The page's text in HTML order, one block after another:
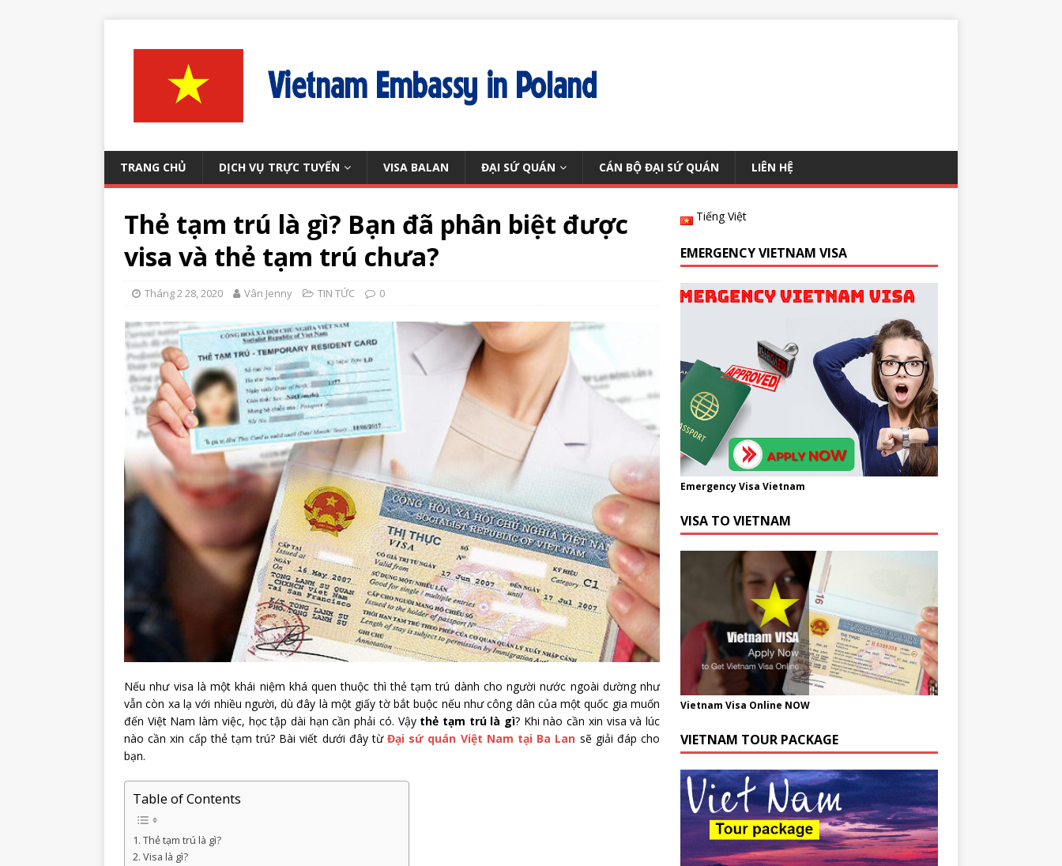
TRANG CHỦ DỊCH VỤ TRỰC TUYẾN VISA BALAN ĐẠI SỨ QUÁN CÁN BỘ ĐẠI SỨ QUÁN LIÊN HỆ
Thẻ tạm trú là gì? Bạn đã phân biệt được
visa và thẻ tạm trú chưa?
Tháng 2 28, 2020 Vân Jenny TIN TỨC 0
Nếu như visa là một khái niệm khá quen thuộc thì thẻ tạm trú dành cho người nước ngoài dường như
vẫn còn xa lạ với nhiều người, dù đây là một giấy tờ bắt buộc nếu như công dân của một quốc gia muốn
đến Việt Nam làm việc, học tập dài hạn cần phải có. Vậy thẻ tạm trú là gì? Khi nào cần xin visa và lúc
nào cần xin cấp thẻ tạm trú? Bài viết dưới đây từĐại sứ quán Việt Nam tại Ba Lan sẽ giải đáp cho
bạn.
Table of Contents
Thẻ tạm trú là gì?
Visa là gì?
Tiếng Việt
EMERGENCY VIETNAM VISA
Emergency Visa Vietnam
VISA TO VIETNAM
Vietnam Visa Online NOW
VIETNAM TOUR PACKAGE